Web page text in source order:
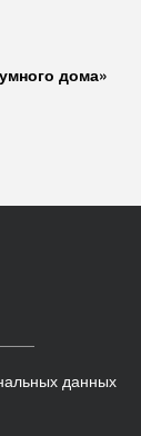
дома»
данных